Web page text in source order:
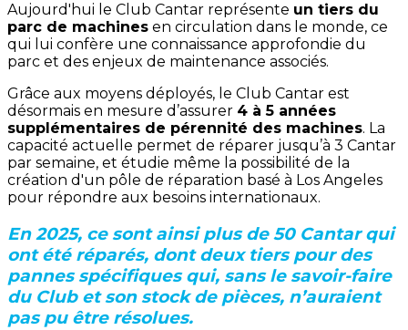
Aujourd'hui le Club Cantar représente un tiers du
parc de machines en circulation dans le monde, ce
qui lui confère une connaissance approfondie du
parc et des enjeux de maintenance associés.
Grâce aux moyens déployés, le Club Cantar est
désormais en mesure d’assurer 4 à 5 années
supplémentaires de pérennité des machines. La
capacité actuelle permet de réparer jusqu’à 3 Cantar
par semaine, et étudie même la possibilité de la
création d'un pôle de réparation basé à Los Angeles
pour répondre aux besoins internationaux.
En 2025, ce sont ainsi plus de 50 Cantar qui
ont été réparés, dont deux tiers pour des
pannes spécifiques qui, sans le savoir-faire
du Club et son stock de pièces, n’auraient
pas pu être résolues.